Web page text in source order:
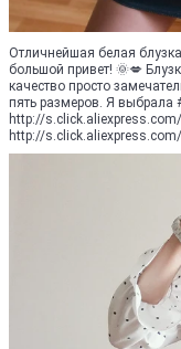
Отличнейшая белая
большой привет! 🌞💋
качество просто
пять размеров. Я выбрала
http://
http://